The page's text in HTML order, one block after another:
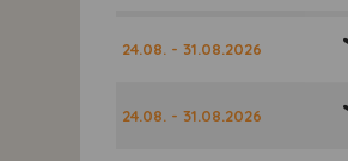
24.08. - 31.08.2026
24.08. - 31.08.2026